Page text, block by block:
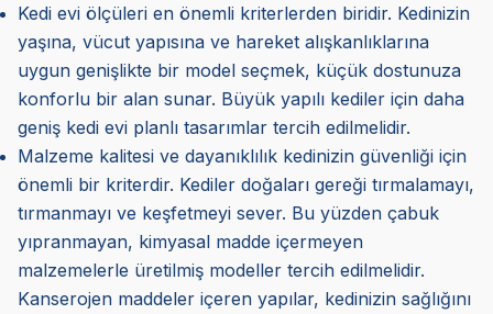
Kedi evi ölçüleri en önemli kriterlerden biridir. Kedinizin
yaşına, vücut yapısına ve hareket alışkanlıklarına
uygun genişlikte bir model seçmek, küçük dostunuza
konforlu bir alan sunar. Büyük yapılı kediler için daha
geniş kedi evi planlı tasarımlar tercih edilmelidir.
Malzeme kalitesi ve dayanıklılık kedinizin güvenliği için
önemli bir kriterdir. Kediler doğaları gereği tırmalamayı,
tırmanmayı ve keşfetmeyi sever. Bu yüzden çabuk
yıpranmayan, kimyasal madde içermeyen
malzemelerle üretilmiş modeller tercih edilmelidir.
Kanserojen maddeler içeren yapılar, kedinizin sağlığını